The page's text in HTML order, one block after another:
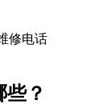
修电话
？